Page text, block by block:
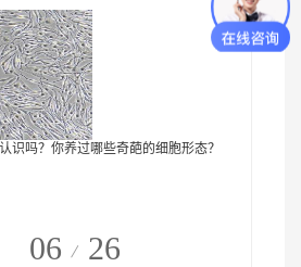
识吗？你养过哪些奇葩的细胞形态？
06 26